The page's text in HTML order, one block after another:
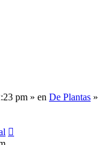
pm » en De Plantas »